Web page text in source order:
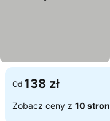
Od 138 zł
Zobacz ceny z 10 stron